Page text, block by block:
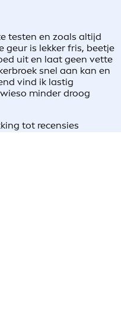
testen en zoals altijd
geur is lekker fris, beetje
uit en laat geen vette
snel aan kan en
vind ik lastig
minder droog
tot recensies